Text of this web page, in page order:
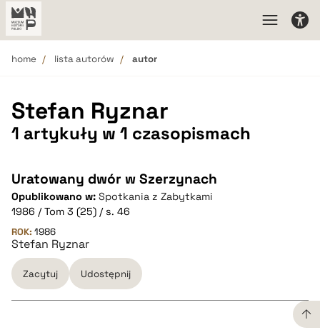
home lista autorów autor
Stefan Ryznar
1 artykuły w 1 czasopismach
Uratowany dwór w Szerzynach
Opublikowano w: Spotkania z Zabytkami
1986 / Tom 3 (25) / s. 46
ROK: 1986
Stefan Ryznar
Zacytuj Udostępnij